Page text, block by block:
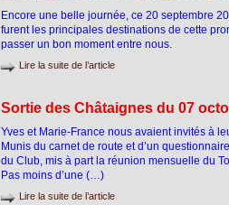
Encore une belle journée, ce 20 septembre
furent les principales destinations de cette
passer un bon moment entre nous.
Lire la suite de l’article
Sortie des Châtaignes du 07
Yves et Marie-France nous avaient invités à
Munis du carnet de route et d’un
du Club, mis à part la réunion mensuelle du
Pas moins d’une (…)
Lire la suite de l’article